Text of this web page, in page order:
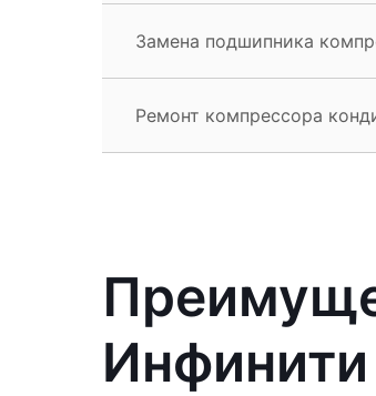
Замена подшипника
Ремонт компрессора
Инфинити